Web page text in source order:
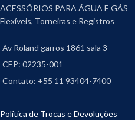
ACESSÓRIOS PARA ÁGUA E GÁS
Flexíveis, Torneiras e Registros
Av Roland garros 1861 sala 3
CEP: 02235-001
Contato: +55 11 93404-7400
Política de Trocas e Devoluções